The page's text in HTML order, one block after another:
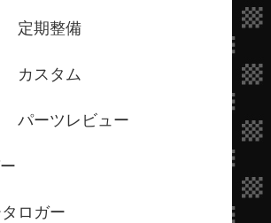
定期整備
カスタム
パーツレビュー
ロガー